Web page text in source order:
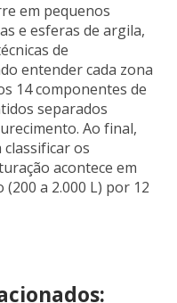
em pequenos
e esferas de argila,
de
entender cada zona
14 componentes de
separados
Ao final,
os
acontece em
a 2.000 L) por 12